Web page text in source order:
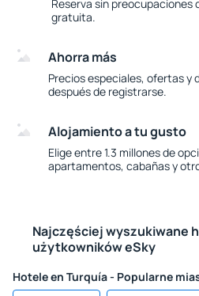
Reserva sin
gratuita.
Ahorra más
Precios especiales, ofertas y
después de registrarse.
Alojamiento a tu gusto
Elige entre 1.3 millones de
apartamentos, cabañas y
Najczęściej wyszukiwane
użytkowników eSky
Hotele en Turquía - Popularne